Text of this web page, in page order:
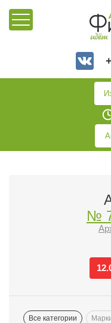
№
Все категории